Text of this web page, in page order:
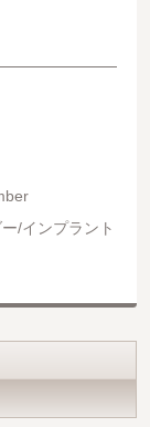
/インプラント